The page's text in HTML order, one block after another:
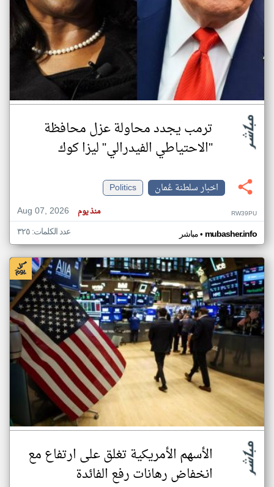
ترمب يجدد محاولة عزل محافظة
"الاحتياطي الفيدرالي" ليزا كوك
اخبار سلطنة عُمان
Politics
Aug 07, 2026
منذ يوم RW39PU
مباشر• mubasher.info عدد الكلمات: ٣٢٥
الأسهم الأمريكية تغلق على ارتفاع مع
انخفاض رهانات رفع الفائدة